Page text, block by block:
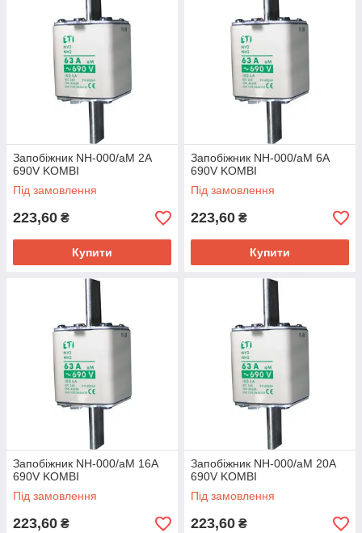
Запобіжник NH-000/аМ 2A
690V KOMBI
Під замовлення
223,60 ₴
Купити
Запобіжник NH-000/аМ 6A
690V KOMBI
Під замовлення
223,60 ₴
Купити
Запобіжник NH-000/aM 16A
690V KOMBI
Під замовлення
223,60 ₴
Запобіжник NH-000/aM 20A
690V KOMBI
Під замовлення
223,60 ₴